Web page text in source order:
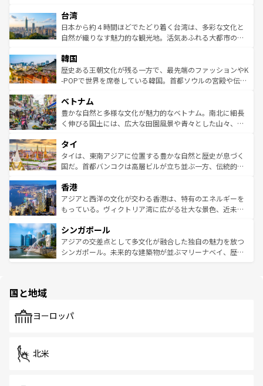
情報は
人々、おいしいローカルフードやハワイアンミュージッ
ク、伝統的なフラダンスなど、すべてがハワイの魅力を彩
っている。訪れるたびに新しい発見と感動が待っているハ
はコンテンツ一覧
リアリーフや大陸中央部にそびえるウルル（エアーズロッ
ク）、タスマニアの美しい原生林やケアンズの熱帯雨林な
ど、見どころがたくさん。また、カフェやワイン、オージ
いる。アクティビティも充実しており、サーフィンやダイ
ビング、ハイキングなど、アウトドア好きにはたまらな
い。オーストラリアの多彩な魅力を存分に味わいつくそ
参照してほしい。
台湾
日本から約４時間ほどでたどり着く台湾は、多彩な文化と
自然が織りなす魅力的な観光地。活気あふれる大都市の台
ン）、静ひつな山岳地帯である台湾東部など、都市の喧騒
と山間の静けさが共存しており、訪れる人に新しい発見と
驚きをもたらしてくれる。また、奥深い台湾の食文化も魅
容にもいいと評判のスイーツなど、バラエティ豊かな料理
が味わえる。 なお、新着の台湾情報は コンテンツ一覧を参
照してほしい。
韓国
歴史ある王朝文化が残る一方で、最先端のファッションやK
-POPで世界を席巻している韓国。首都ソウルの宮殿や伝統
き、地方に足を延ばせば四季折々の自然美を楽しむことが
できる。そして、キムチや焼肉、絶品のストリートフード
まで、さまざまな韓国料理が待っている。夜には、韓国な
リティに包まれながら、韓国の多彩な魅力を心ゆくまで味
わってみてほしい。 なお、新着の韓国情報はコンテンツ一
覧を参照してほしい。
ベトナム
豊かな自然と多様な文化が魅力的なベトナム。南北に細長
く伸びる国土には、広大な田園風景や青々とした山々、世
急速な発展と共に伝統が息づく。ハノイの古い町並みやホ
ーチミン市のフランス統治時代の建物も、独特の雰囲気を
醸し出している。また、バラエティの豊かさとおいしさで
とつ。フォーやバインミー、ベトナムコーヒーなどは、ぜ
ひ現地で味わいたい。どの地域を訪れてもあたたかい人々
が旅行者を迎えてくれるので、きっと忘れられない旅にな
参照してほしい。
タイ
タイは、東南アジアに位置する豊かな自然と歴史が息づく
国だ。首都バンコクは高層ビルが立ち並ぶ一方、伝統的な
の活気が交差している。北部ではチェンマイなどの山岳地
帯で自然と触れ合い、南部ではプーケットやクラビの美し
いビーチでリゾート気分を楽しむことができる。タイ料理
激する。気候は一年中温暖で、どの季節にも異なる楽しみ
が待っている。親しみやすいタイの人々、仏教を中心とし
た文化、そして多様な観光資源が、訪れる旅人を魅了し続
香港
アジアと西洋の文化が交わる香港は、特有のエネルギーを
もっている。ヴィクトリア湾に広がる壮大な景色、近未来
み、どこを訪れても感動するはず。観光スポットが密集し
ており、効率よく見どころを回れるのも魅力。息をのむよ
うな絶景から文化的な体験まで、香港を存分に楽しみ尽く
シンガポール
アジアの交差点として多文化が融合した独自の魅力を放つ
シンガポール。未来的な建築物が並ぶマリーナベイ、歴史
で、ホーカーズは地元の風情を楽しめる外せないスポット
国と地域
ヨーロッパ
北米